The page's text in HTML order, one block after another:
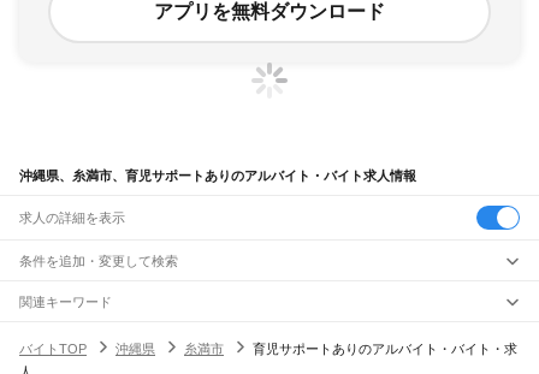
アプリを無料ダウンロード
沖縄県、糸満市、育児サポートありのアルバイト・バイト求人情報
求人の詳細を表示
条件を追加・変更して検索
市区町村を追加・変更
沖縄県すべて
駅を追加・変更
関連キーワード
沖縄県 糸満市 看護職
沖縄県 糸満市 品出し
バイトTOP 沖縄県 糸満市
育児サポートありのアルバイト・バイト・求